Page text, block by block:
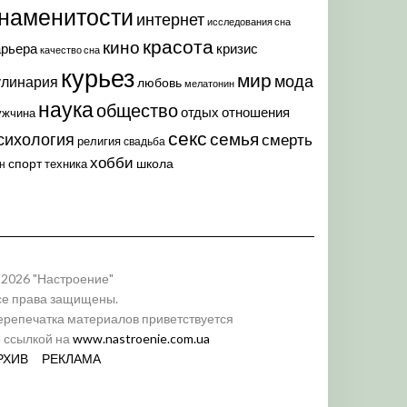
интернет исследования сна
качество сна кино красота кризис
курьез любовь мелатонин мир мода
наукаобществоотдых отношения
религия свадьба секссемья смерть
спорттехникахобби школа
"Настроение"
права защищены.
материалов приветствуется
ссылкой на www.nastroenie.com.ua
РЕКЛАМА